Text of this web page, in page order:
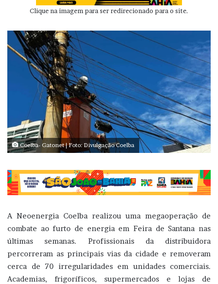
Clique na imagem para ser redirecionado para o site.
Coelba- Gatonet | Foto: Divulgação Coelba
A Neoenergia Coelba realizou uma megaoperação de
combate ao furto de energia em Feira de Santana nas
últimas semanas. Profissionais da distribuidora
percorreram as principais vias da cidade e removeram
cerca de 70 irregularidades em unidades comerciais.
Academias, frigoríficos, supermercados e lojas de